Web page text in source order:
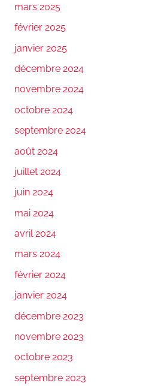
mars 2025
février 2025
janvier 2025
décembre 2024
novembre 2024
octobre 2024
septembre 2024
août 2024
juillet 2024
juin 2024
mai 2024
avril 2024
mars 2024
février 2024
janvier 2024
décembre 2023
novembre 2023
octobre 2023
septembre 2023